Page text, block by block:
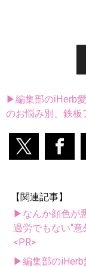
▶編集部のiHerb
のお悩み別、鉄板
【関連記事】
▶なんか顔色が
過労でもない“
<PR>
▶編集部のiHerb